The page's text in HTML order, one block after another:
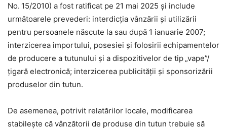
No. 15/2010) a fost ratificat pe 21 mai 2025 şi include
următoarele prevederi: interdicţia vânzării şi utilizării
pentru persoanele născute la sau după 1 ianuarie 2007;
interzicerea importului, posesiei şi folosirii echipamentelor
de producere a tutunului şi a dispozitivelor de tip „vape”/
ţigară electronică; interzicerea publicităţii şi sponsorizării
produselor din tutun.
De asemenea, potrivit relatărilor locale, modificarea
stabileşte că vânzătorii de produse din tutun trebuie să